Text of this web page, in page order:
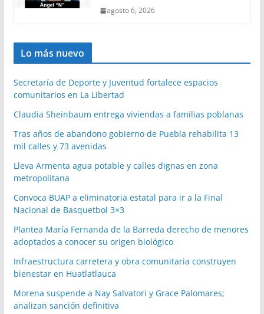
agosto 6, 2026
Lo más nuevo
Secretaría de Deporte y Juventud fortalece espacios
comunitarios en La Libertad
Claudia Sheinbaum entrega viviendas a familias poblanas
Tras años de abandono gobierno de Puebla rehabilita 13
mil calles y 73 avenidas
Lleva Armenta agua potable y calles dignas en zona
metropolitana
Convoca BUAP a eliminatoria estatal para ir a la Final
Nacional de Basquetbol 3×3
Plantea María Fernanda de la Barreda derecho de menores
adoptados a conocer su origen biológico
Infraestructura carretera y obra comunitaria construyen
bienestar en Huatlatlauca
Morena suspende a Nay Salvatori y Grace Palomares;
analizan sanción definitiva